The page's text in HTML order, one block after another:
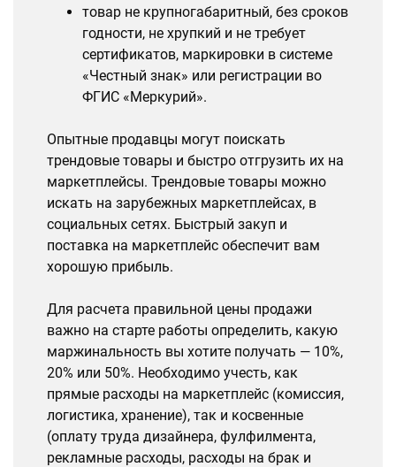
товар не крупногабаритный, без сроков
годности, не хрупкий и не требует
сертификатов, маркировки в системе
«Честный знак» или регистрации во
ФГИС «Меркурий».
Опытные продавцы могут поискать
трендовые товары и быстро отгрузить их на
маркетплейсы. Трендовые товары можно
искать на зарубежных маркетплейсах, в
социальных сетях. Быстрый закуп и
поставка на маркетплейс обеспечит вам
хорошую прибыль.
Для расчета правильной цены продажи
важно на старте работы определить, какую
маржинальность вы хотите получать — 10%,
20% или 50%. Необходимо учесть, как
прямые расходы на маркетплейс (комиссия,
логистика, хранение), так и косвенные
(оплату труда дизайнера, фулфилмента,
рекламные расходы, расходы на брак и